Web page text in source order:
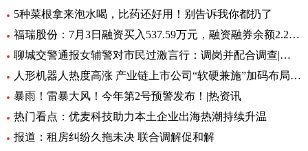
5种菜根拿来泡水喝，比药还好用！别告诉我你都扔了
福瑞股份：7月3日融资买入537.59万元，融资融券余额2.29亿元
聊城交警通报女辅警对市民过激言行：调岗并配合调查|环球快资讯
人形机器人热度高涨 产业链上市公司“软硬兼施”加码布局|环球播资讯
暴雨！雷暴大风！今年第2号预警发布！|热资讯
热门看点：优麦科技助力本土企业出海热潮持续升温
报道：租房纠纷久拖未决 联合调解促和解